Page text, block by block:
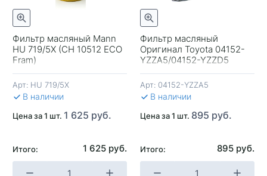
Фильтр масляный Mann
HU 719/5X (CH 10512 ECO
Fram)
Арт: HU 719/5X
В наличии
Цена за 1 шт. 1 625 руб.
Итого: 1 625 руб.
Фильтр масляный
Оригинал Toyota 04152-
YZZA5/04152-YZZD5
(04152-38010/O-116/O-115
Vic)
Арт: 04152-YZZA5
В наличии
Цена за 1 шт. 895 руб.
Итого: 895 руб.
КОРЗИНУ
+
В КОРЗИНУ